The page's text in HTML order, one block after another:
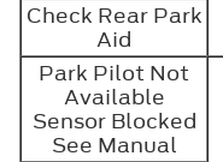
Check Rear Park
Aid
Park Pilot Not
Available
Sensor Blocked
See Manual